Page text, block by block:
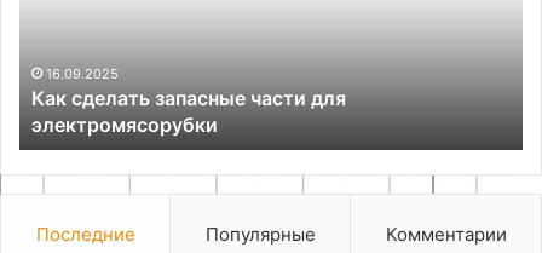
16.09.2025
Как сделать запасные части для
электромясорубки
Последние Популярные Комментарии